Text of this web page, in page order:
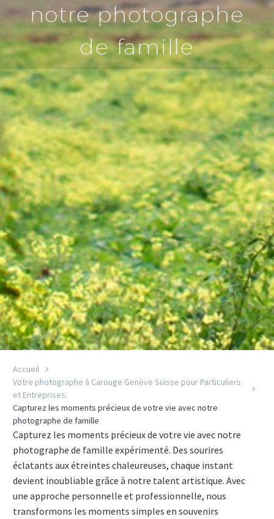
ENGLISH
notre photographe
de famille
Accueil
Votre photographe à Carouge Genève Suisse pour Particuliers
et Entreprises.
Capturez les moments précieux de votre vie avec notre
photographe de famille
Capturez les moments précieux de votre vie avec notre
photographe de famille expérimenté. Des sourires
éclatants aux étreintes chaleureuses, chaque instant
devient inoubliable grâce à notre talent artistique. Avec
une approche personnelle et professionnelle, nous
transformons les moments simples en souvenirs